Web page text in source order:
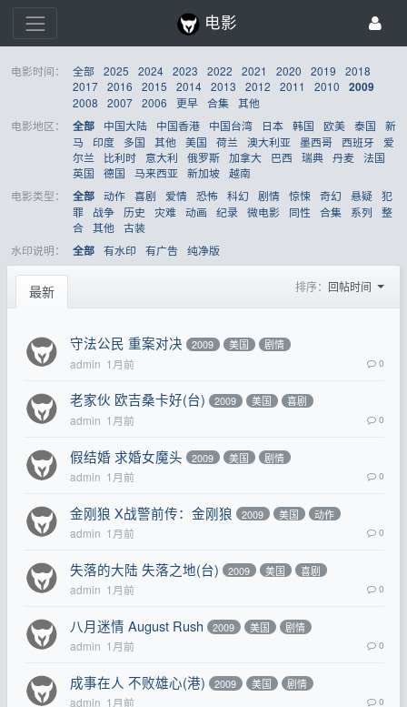
电影
电影时间： 全部 2025 2024 2023 2022 2021 2020 2019
2018
2017 2016 2015 2014 2013 2012 2011 2010
2009
2008
2007 2006 更早 合集 其他
电影地区：
全部 中国大陆 中国香港 中国台湾 日本 韩国 欧美 泰国
新
马
印度 多国 其他 美国 荷兰 澳大利亚 墨西哥 西班牙
爱
尔兰
比利时 意大利 俄罗斯 加拿大 巴西 瑞典 丹麦 法国
英国
德国 马来西亚 新加坡 越南
电影类型：
全部 动作 喜剧 爱情 恐怖 科幻 剧情 惊悚 奇幻 悬疑 犯
罪
战争 历史 灾难 动画 纪录 微电影 同性 合集 系列
整
合 其他 古装
水印说明：
全部 有水印 有广告 纯净版
最新 排序： 回帖时间
守法公民 重案对决 2009 美国 剧情
admin 1月前 0
老家伙 欧吉桑卡好(台) 2009 美国 喜剧
admin 1月前 0
假结婚 求婚女魔头 2009 美国 剧情
admin 1月前 0
金刚狼 X战警前传：金刚狼 2009 美国 动作
admin 1月前 0
失落的大陆 失落之地(台) 2009 美国 喜剧
admin 1月前 0
八月迷情 August Rush 2009 美国 剧情
admin 1月前 0
成事在人 不败雄心(港) 2009 美国 剧情
admin 1月前 0